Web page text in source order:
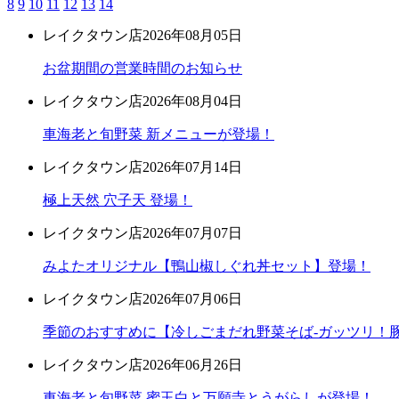
8 9 10 11 12 13 14
レイクタウン店2026年08月05日
お盆期間の営業時間のお知らせ
レイクタウン店2026年08月04日
車海老と旬野菜 新メニューが登場！
レイクタウン店2026年07月14日
極上天然 穴子天 登場！
レイクタウン店2026年07月07日
みよたオリジナル【鴨山椒しぐれ丼セット】登場！
レイクタウン店2026年07月06日
季節のおすすめに【冷しごまだれ野菜そば-ガッツリ！
レイクタウン店2026年06月26日